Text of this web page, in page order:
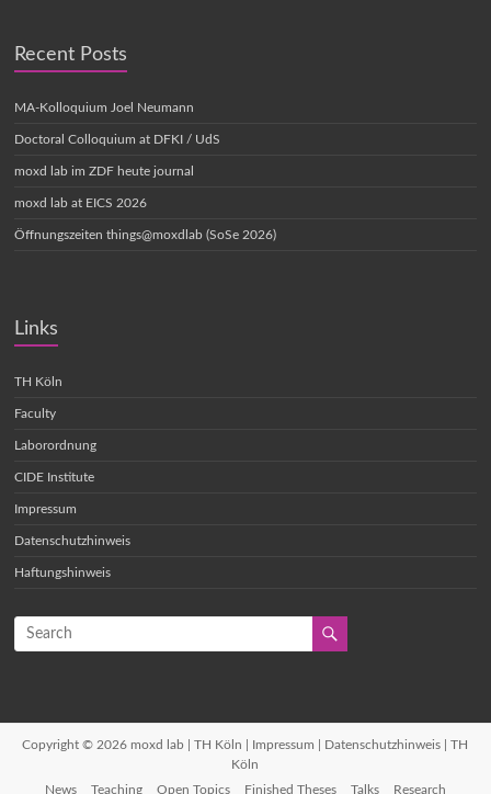
Recent Posts
MA-Kolloquium Joel Neumann
Doctoral Colloquium at DFKI / UdS
moxd lab im ZDF heute journal
moxd lab at EICS 2026
Öffnungszeiten things@moxdlab (SoSe 2026)
Links
TH Köln
Faculty
Laborordnung
CIDE Institute
Impressum
Datenschutzhinweis
Haftungshinweis
Copyright © 2026 moxd lab | TH Köln Impressum Datenschutzhinweis | TH
Köln
News
Teaching Open Topics Finished Theses Talks Research